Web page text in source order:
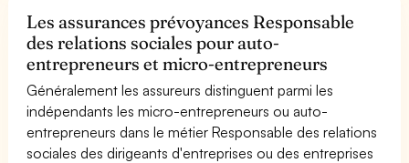
Les assurances prévoyances Responsable
des relations sociales pour auto-
entrepreneurs et micro-entrepreneurs
Généralement les assureurs distinguent parmi les
indépendants les micro-entrepreneurs ou auto-
entrepreneurs dans le métier Responsable des relations
sociales des dirigeants d'entreprises ou des entreprises